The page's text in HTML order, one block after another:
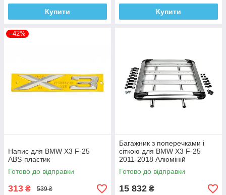
Купити Купити
–42%
Напис для BMW X3 F-25
ABS-пластик
Готово до відправки
313 ₴ 539 ₴
Багажник з поперечками і
сіткою для BMW X3 F-25
2011-2018 Алюміній
Готово до відправки
15 832 ₴